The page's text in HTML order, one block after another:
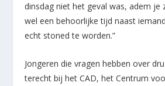
dinsdag niet het geval was, adem je
wel een behoorlijke tijd naast
echt stoned te worden.”
Jongeren die vragen hebben over
terecht bij het CAD, het Centrum